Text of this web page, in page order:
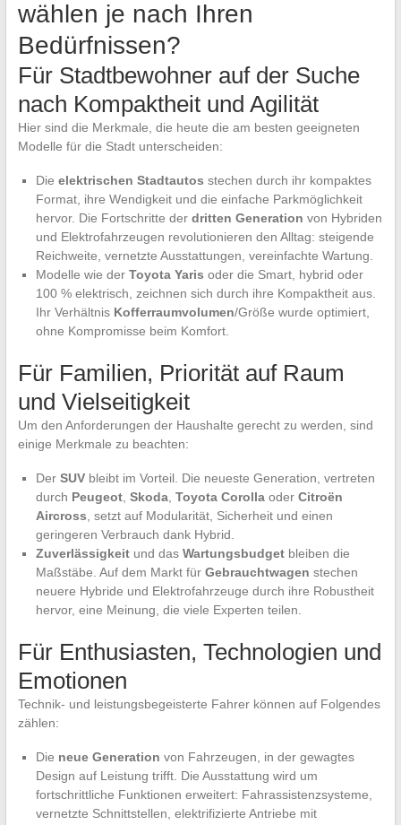
wählen je nach Ihren
Bedürfnissen?
Für Stadtbewohner auf der Suche
nach Kompaktheit und Agilität
Hier sind die Merkmale, die heute die am besten geeigneten
Modelle für die Stadt unterscheiden:
Die elektrischen Stadtautos stechen durch ihr kompaktes
Format, ihre Wendigkeit und die einfache Parkmöglichkeit
hervor. Die Fortschritte der dritten Generation von Hybriden
und Elektrofahrzeugen revolutionieren den Alltag: steigende
Reichweite, vernetzte Ausstattungen, vereinfachte Wartung.
Modelle wie der Toyota Yaris oder die Smart, hybrid oder
100 % elektrisch, zeichnen sich durch ihre Kompaktheit aus.
Ihr Verhältnis Kofferraumvolumen/Größe wurde optimiert,
ohne Kompromisse beim Komfort.
Für Familien, Priorität auf Raum
und Vielseitigkeit
Um den Anforderungen der Haushalte gerecht zu werden, sind
einige Merkmale zu beachten:
Der SUVbleibt im Vorteil. Die neueste Generation, vertreten
durch Peugeot, Skoda, Toyota Corollaoder Citroën
Aircross , setzt auf Modularität, Sicherheit und einen
geringeren Verbrauch dank Hybrid.
Zuverlässigkeitund das Wartungsbudgetbleiben die
Maßstäbe. Auf dem Markt für Gebrauchtwagen stechen
neuere Hybride und Elektrofahrzeuge durch ihre Robustheit
hervor, eine Meinung, die viele Experten teilen.
Für Enthusiasten, Technologien und
Emotionen
Technik- und leistungsbegeisterte Fahrer können auf Folgendes
zählen:
Die neue Generation von Fahrzeugen, in der gewagtes
Design auf Leistung trifft. Die Ausstattung wird um
fortschrittliche Funktionen erweitert: Fahrassistenzsysteme,
vernetzte Schnittstellen, elektrifizierte Antriebe mit